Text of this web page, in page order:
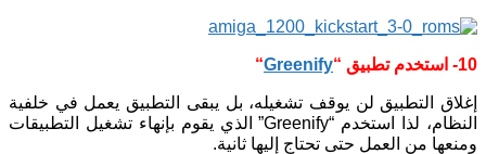
10- استخدم تطبيق “
Greenify
“
إغلاق التطبيق لن يوقف تشغيله، بل يبقى التطبيق يعمل في خلفية
النظام، لذا استخدم “Greenify” الذي يقوم بإنهاء تشغيل التطبيقات
ومنعها من العمل حتى تحتاج إليها ثانية.